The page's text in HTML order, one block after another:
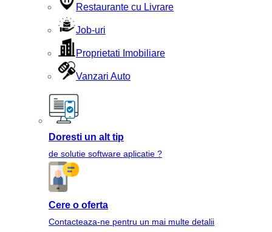
Restaurante cu Livrare
Job-uri
Proprietati Imobiliare
Vanzari Auto
Doresti un alt tip
de solutie software aplicatie ?
Cere o oferta
Contacteaza-ne pentru un mai multe detalii